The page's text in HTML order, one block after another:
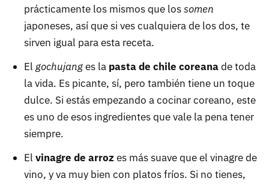
prácticamente los mismos que lossomen
japoneses, así que si ves cualquiera de los dos, te
sirven igual para esta receta.
Elgochujanges la pasta de chile coreanade toda
la vida. Es picante, sí, pero también tiene un toque
dulce. Si estás empezando a cocinar coreano, este
es uno de esos ingredientes que vale la pena tener
siempre.
El vinagre de arrozes más suave que el vinagre de
vino, y va muy bien con platos fríos. Si no tienes,